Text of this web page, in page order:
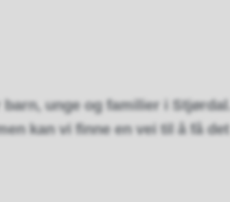
unge og familier i Stjørdal.
kan vi finne en vei til å få det